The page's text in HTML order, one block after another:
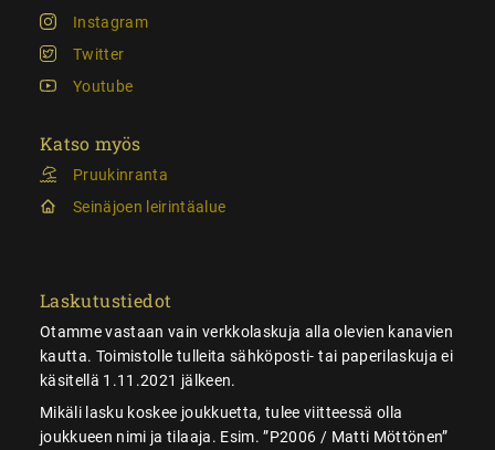
Instagram
Twitter
Youtube
Katso myös
Pruukinranta
Seinäjoen leirintäalue
Laskutustiedot
Otamme vastaan vain verkkolaskuja alla olevien kanavien
kautta. Toimistolle tulleita sähköposti- tai paperilaskuja ei
käsitellä 1.11.2021 jälkeen.
Mikäli lasku koskee joukkuetta, tulee viitteessä olla
joukkueen nimi ja tilaaja. Esim. ”P2006 / Matti Möttönen”